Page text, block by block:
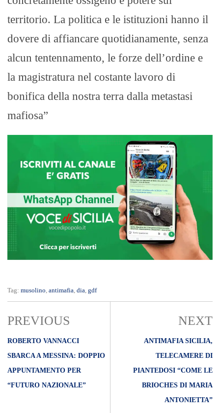
territorio. La politica e le istituzioni hanno il
dovere di affiancare quotidianamente, senza
alcun tentennamento, le forze dell’ordine e
la magistratura nel costante lavoro di
bonifica della nostra terra dalla metastasi
mafiosa”
Tag: musolino, antimafia, dia, gdf
PREVIOUS
ROBERTO VANNACCI
SBARCA A MESSINA: DOPPIO
APPUNTAMENTO PER
“FUTURO NAZIONALE”​
NEXT
ANTIMAFIA SICILIA,
TELECAMERE DI
PIANTEDOSI “COME LE
BRIOCHES DI MARIA
ANTONIETTA”